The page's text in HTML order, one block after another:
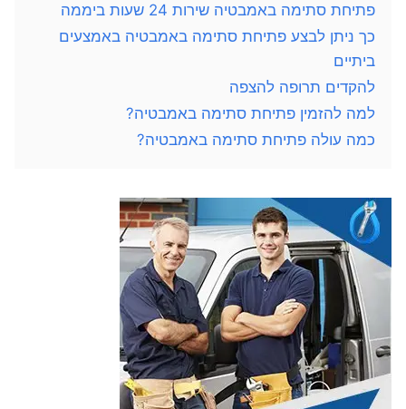
פתיחת סתימה באמבטיה שירות 24 שעות ביממה
כך ניתן לבצע פתיחת סתימה באמבטיה באמצעים
ביתיים
להקדים תרופה להצפה
למה להזמין פתיחת סתימה באמבטיה?
כמה עולה פתיחת סתימה באמבטיה?